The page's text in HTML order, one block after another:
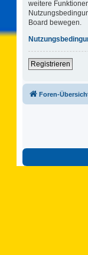
weitere
Board bewegen.
Registrieren
Foren-